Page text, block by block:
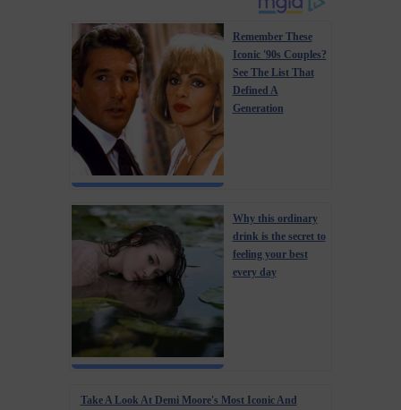
Remember These
Iconic '90s Couples?
See The List That
Defined A
Generation
Why this ordinary
drink is the secret to
feeling your best
every day
Take A Look At Demi Moore's Most Iconic And